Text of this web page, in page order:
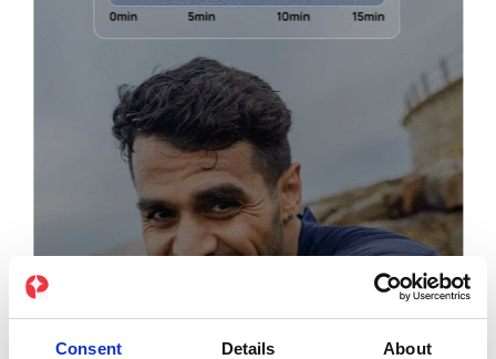
Consent Details About